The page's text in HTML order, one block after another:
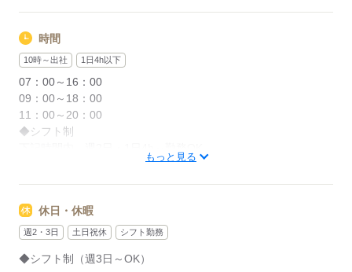
※"お試し"での勤務OK
※長期をご希望の方も、もちろん歓迎
時間
10時～出社 1日4h以下
07：00～16：00
09：00～18：00
11：00～20：00
◆シフト制
【遅番】11：00～20：00
【平日のみ】【土日のみ】
もっと見る
休日・休暇
週2・3日 土日祝休 シフト勤務
◆シフト制（週3日～OK）